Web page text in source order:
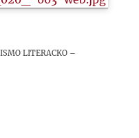
literacko –